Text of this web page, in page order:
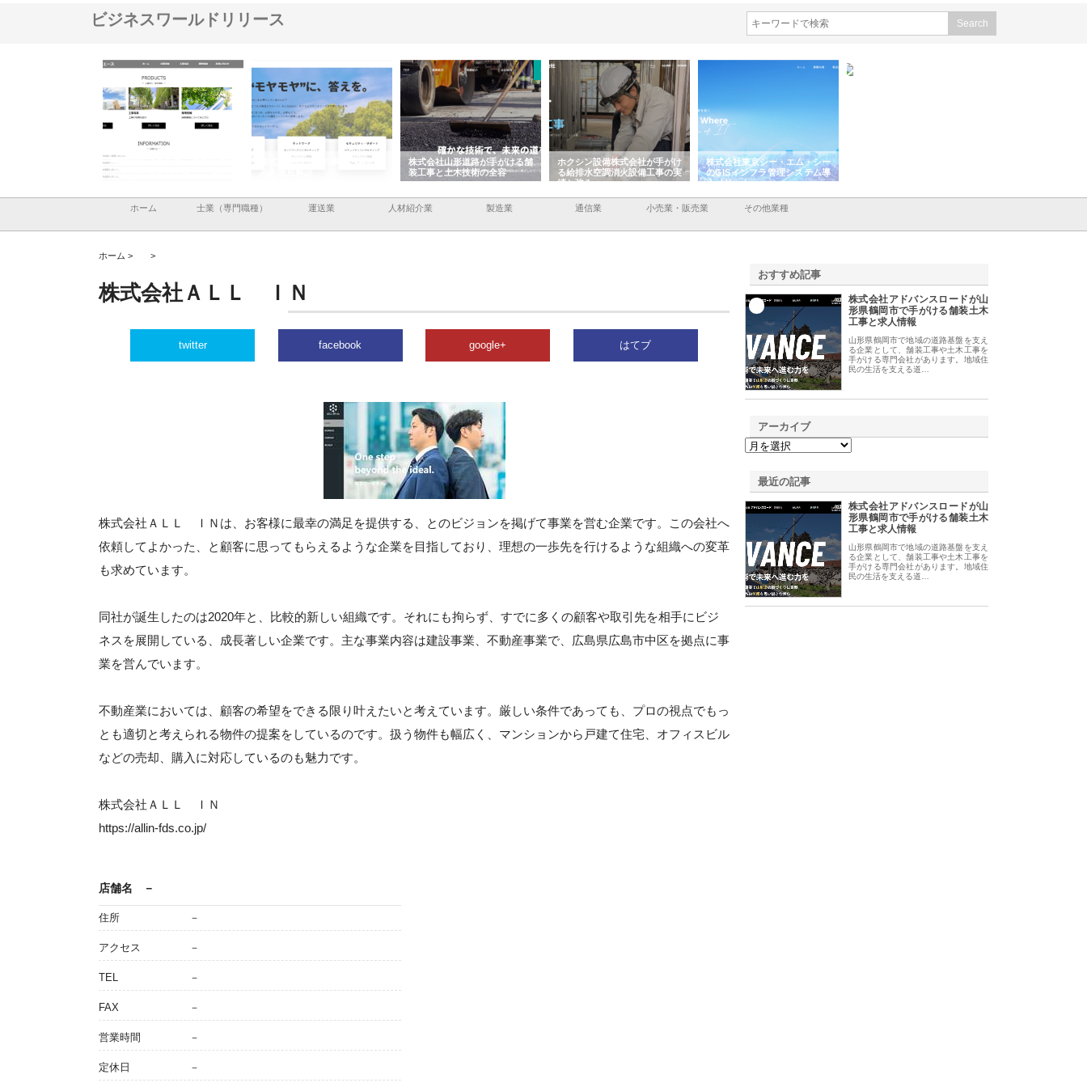
ビジネスワールドリリース
イトが提供する充実した情報内
株式会社ＣＳＡの事業内容と強
株式会社山形道路が手がける舗
装工事と土木技術の全容
ホクシン設備株式会社が手がけ
る給排水空調消火設備工事の実
績と強み
株式会社東京シー・エム・シー
のGISインフラ管理システム導
入メリット
ホーム 士業（専門職種） 運送業 人材紹介業 製造業 通信業 小売業・販売業 その他業種
ホーム > >
株式会社ＡＬＬ ＩＮ
twitter facebook google+ はてブ
株式会社ＡＬＬ ＩＮは、お客様に最幸の満足を提供する、とのビジョンを掲げて事業を営む企業です。この会社へ
依頼してよかった、と顧客に思ってもらえるような企業を目指しており、理想の一歩先を行けるような組織への変革
も求めています。
同社が誕生したのは2020年と、比較的新しい組織です。それにも拘らず、すでに多くの顧客や取引先を相手にビジ
ネスを展開している、成長著しい企業です。主な事業内容は建設事業、不動産事業で、広島県広島市中区を拠点に事
業を営んでいます。
不動産業においては、顧客の希望をできる限り叶えたいと考えています。厳しい条件であっても、プロの視点でもっ
とも適切と考えられる物件の提案をしているのです。扱う物件も幅広く、マンションから戸建て住宅、オフィスビル
などの売却、購入に対応しているのも魅力です。
株式会社ＡＬＬ ＩＮ
https://allin-fds.co.jp/
店舗名 －
住所 －
アクセス －
TEL －
FAX －
営業時間 －
定休日 －
おすすめ記事
株式会社アドバンスロードが山
形県鶴岡市で手がける舗装土木
工事と求人情報
山形県鶴岡市で地域の道路基盤を支え
る企業として、舗装工事や土木工事を
手がける専門会社があります。地域住
民の生活を支える道…
アーカイブ
最近の記事
株式会社アドバンスロードが山
形県鶴岡市で手がける舗装土木
工事と求人情報
山形県鶴岡市で地域の道路基盤を支え
る企業として、舗装工事や土木工事を
手がける専門会社があります。地域住
民の生活を支える道…